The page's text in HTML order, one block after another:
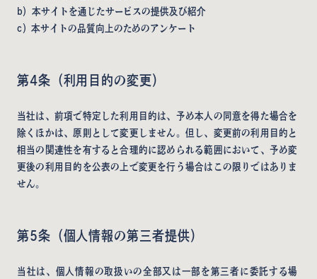
b）本サイトを通じたサービスの提供及び紹介
c）本サイトの品質向上のためのアンケート
第4条（利用目的の変更）
当社は、前項で特定した利用目的は、予め本人の同意を得た場合を
除くほかは、原則として変更しません。但し、変更前の利用目的と
相当の関連性を有すると合理的に認められる範囲において、予め変
更後の利用目的を公表の上で変更を行う場合はこの限りではありま
せん。
第5条（個人情報の第三者提供）
当社は、個人情報の取扱いの全部又は一部を第三者に委託する場